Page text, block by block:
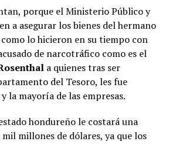
porque el Ministerio Público y
a asegurar los bienes del hermano
lo hicieron en su tiempo con
de narcotráfico como es el
a quienes tras ser
del Tesoro, les fue
la mayoría de las empresas.
hondureño le costará una
mil millones de dólares, ya que los